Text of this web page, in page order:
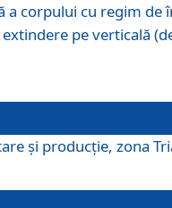
corpului cu regim
pe verticală
şi producţie, zona